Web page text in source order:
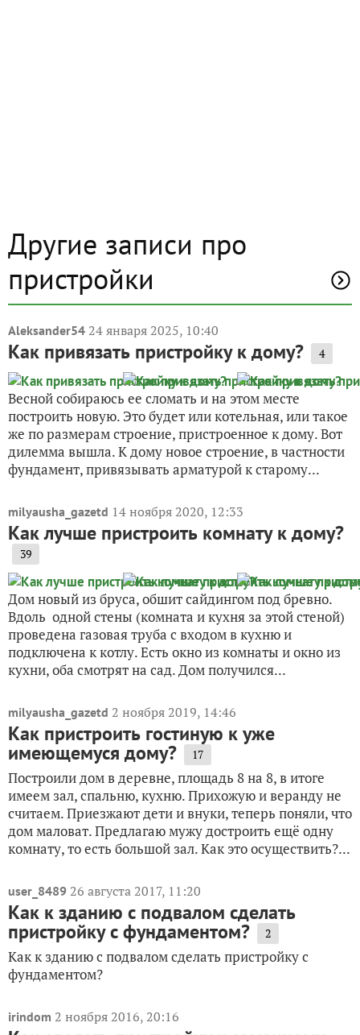
Другие записи про
пристройки
Aleksander54 24 января 2025, 10:40
Как привязать пристройку к дому? 4
Весной собираюсь ее сломать и на этом месте
построить новую. Это будет или котельная, или такое
же по размерам строение, пристроенное к дому. Вот
дилемма вышла. К дому новое строение, в частности
фундамент, привязывать арматурой к старому...
milyausha_gazetd 14 ноября 2020, 12:33
Как лучше пристроить комнату к дому?
39
Дом новый из бруса, обшит сайдингом под бревно.
Вдоль одной стены (комната и кухня за этой стеной)
проведена газовая труба с входом в кухню и
подключена к котлу. Есть окно из комнаты и окно из
кухни, оба смотрят на сад. Дом получился...
milyausha_gazetd 2 ноября 2019, 14:46
Как пристроить гостиную к уже
имеющемуся дому? 17
Построили дом в деревне, площадь 8 на 8, в итоге
имеем зал, спальню, кухню. Прихожую и веранду не
считаем. Приезжают дети и внуки, теперь поняли, что
дом маловат. Предлагаю мужу достроить ещё одну
комнату, то есть большой зал. Как это осуществить?...
user_8489 26 августа 2017, 11:20
Как к зданию с подвалом сделать
пристройку с фундаментом? 2
Как к зданию с подвалом сделать пристройку с
фундаментом?
irindom 2 ноября 2016, 20:16